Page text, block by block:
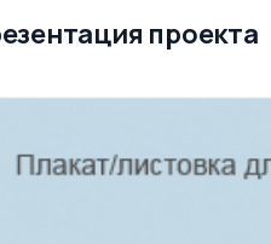
проекта